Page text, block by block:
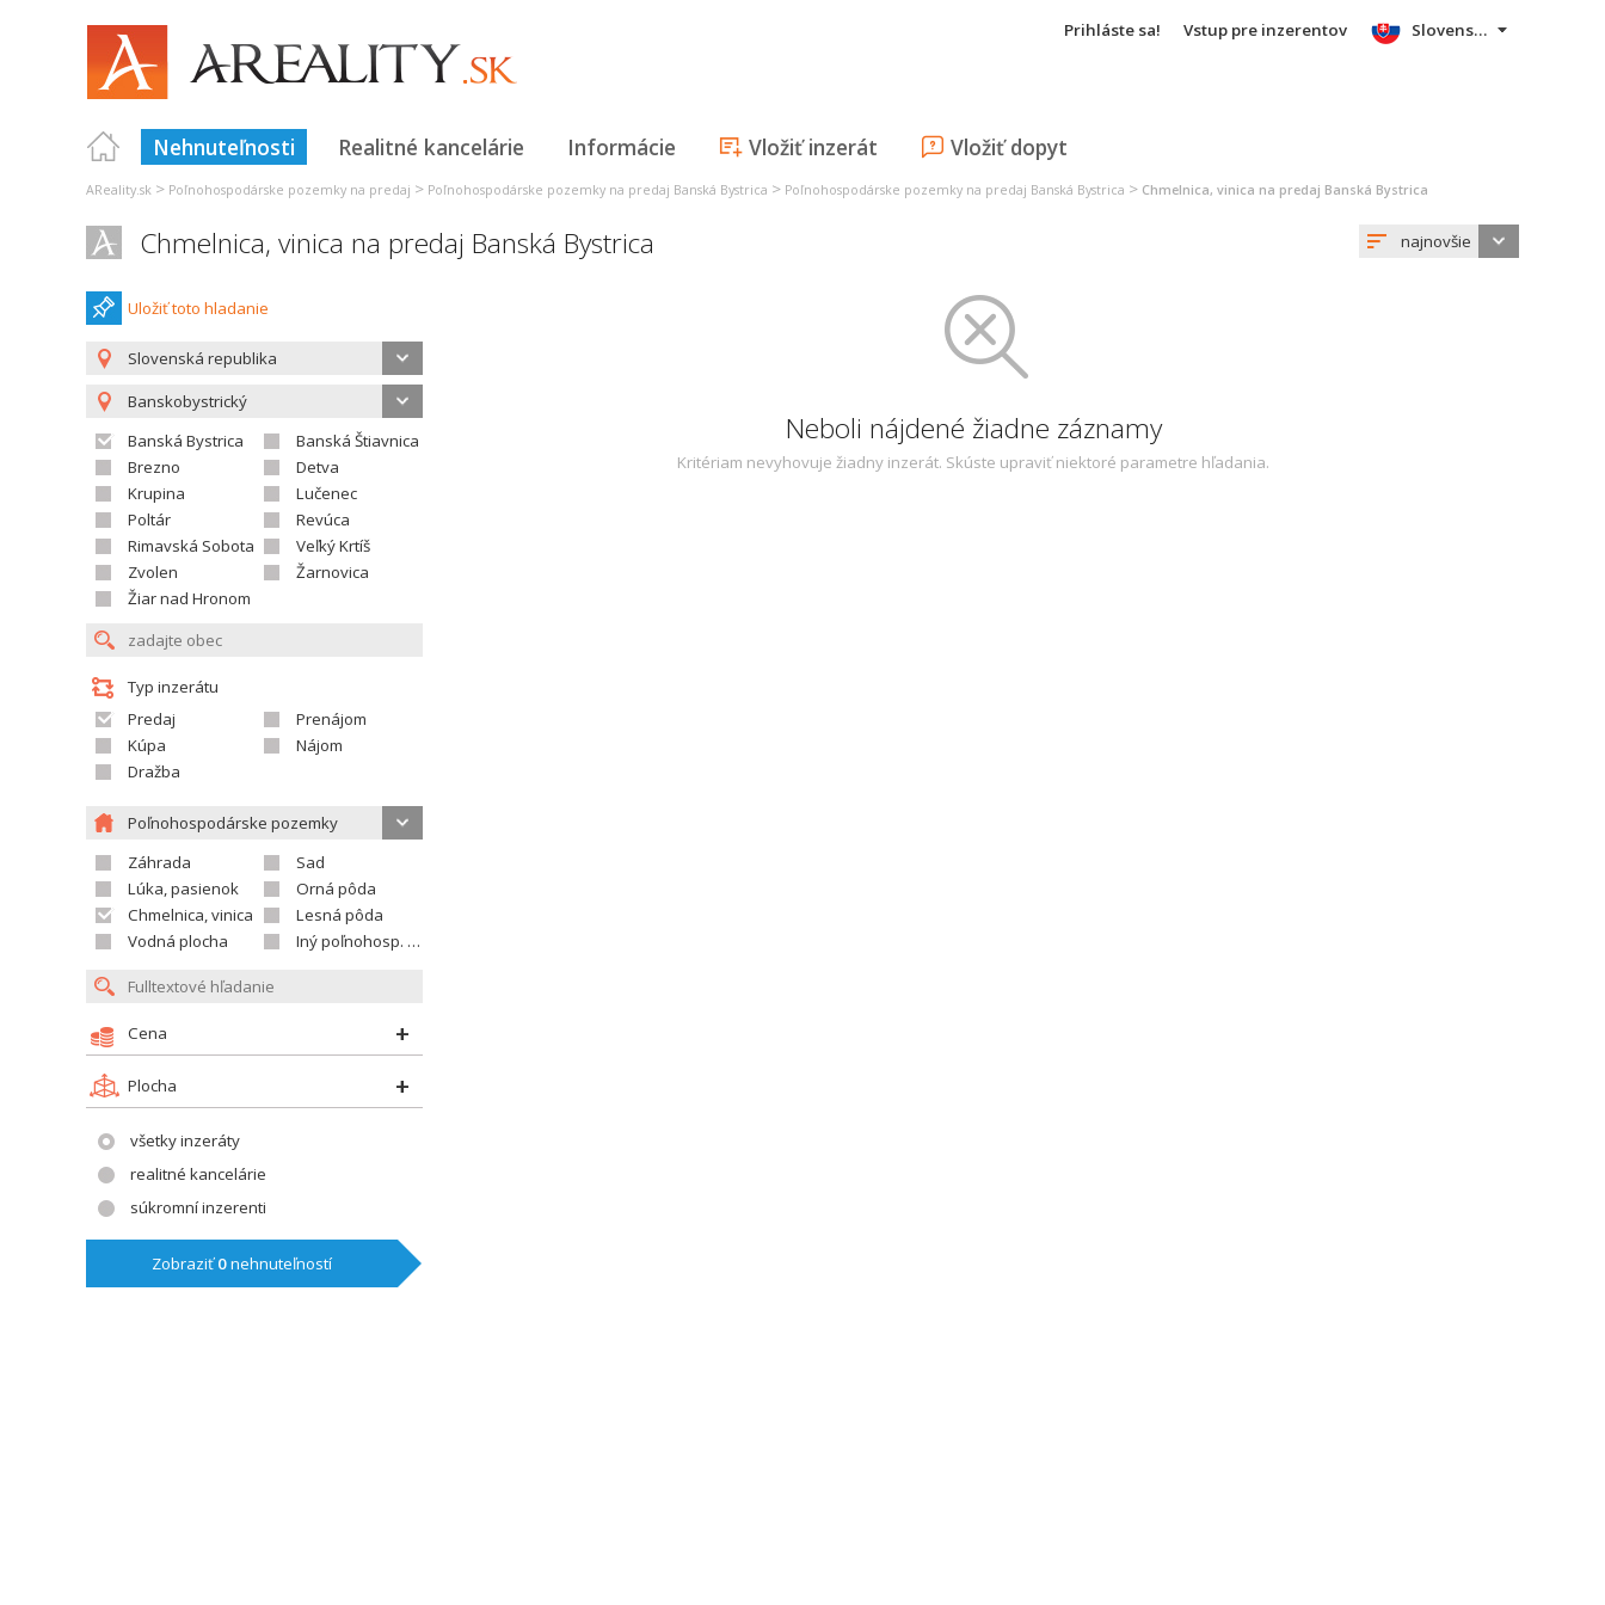
Prihláste sa! Vstup pre inzerentov
Nehnuteľnosti Realitné kancelárie Informácie Vložiť inzerát Vložiť dopyt
Slovensky
AReality.sk > Poľnohospodárske pozemky na predaj > Poľnohospodárske pozemky na predaj Banská Bystrica > Poľnohospodárske pozemky na predaj Banská Bystrica > Chmelnica, vinica na predaj Banská Bystrica
Chmelnica, vinica na predaj Banská Bystrica najnovšie
Uložiť toto hladanie
Slovenská republika
Banskobystrický
Banská Bystrica
Banská Štiavnica
Brezno
Detva
Krupina
Lučenec
Poltár
Revúca
Rimavská Sobota
Veľký Krtíš
Zvolen
Žarnovica
Žiar nad Hronom
Typ inzerátu
Predaj
Prenájom
Kúpa
Nájom
Dražba
Poľnohospodárske pozemky
Záhrada
Sad
Lúka, pasienok
Orná pôda
Chmelnica, vinica
Lesná pôda
Vodná plocha
Iný poľnohosp. pozemok
Cena
Plocha
všetky inzeráty
realitné kancelárie
súkromní inzerenti
Zobraziť0nehnuteľností
Neboli nájdené žiadne záznamy
Kritériam nevyhovuje žiadny inzerát. Skúste upraviť niektoré parametre hľadania.